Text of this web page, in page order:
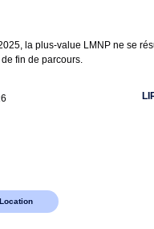
la plus-value LMNP ne se
fin de parcours.
Location